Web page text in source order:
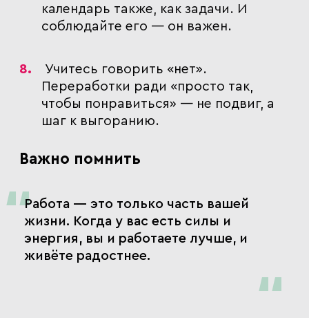
календарь также, как задачи. И
соблюдайте его — он важен.
Учитесь говорить «нет».
Переработки ради «просто так,
чтобы понравиться» — не подвиг, а
шаг к выгоранию.
Важно помнить
"Работа — это только часть вашей
жизни. Когда у вас есть силы и
энергия, вы и работаете лучше, и
живёте радостнее.
"